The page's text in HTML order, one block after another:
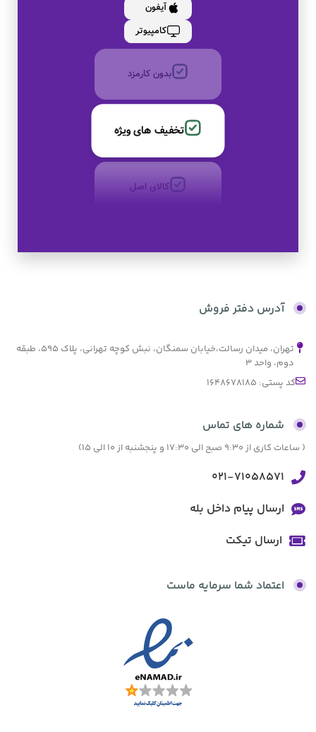
آیفون
کامپیوتر
به صورت اقساط
بدون کارمزد
تخفیف های ویژه
کالای اصل
آدرس دفتر فروش
تهران، میدان رسالت،خیابان سمنگان، نبش کوچه تهرانی، پلاک ۵۹۵، طبقه
دوم، واحد ۳
کد پستی: 1648678185
شماره های تماس
( ساعات کاری از 9:30 صبح الی 17:30 و پنجشنبه از 10 الی 15)
021-71058571
ارسال پیام داخل بله
ارسال تیکت
اعتماد شما سرمایه ماست